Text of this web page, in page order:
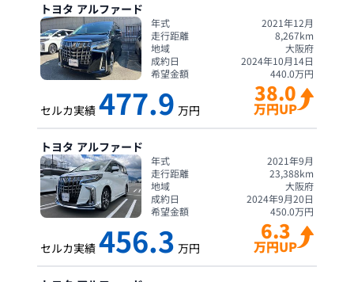
トヨタ アルファード
年式
2021年12月
走行距離
8,267km
地域
大阪府
成約日
2024年10月14日
希望金額
440.0万円
セルカ実績 477.9 万円
38.0
万円UP
トヨタ アルファード
年式
2021年9月
走行距離
23,388km
地域
大阪府
成約日
2024年9月20日
希望金額
450.0万円
セルカ実績 456.3 万円
6.3
万円UP